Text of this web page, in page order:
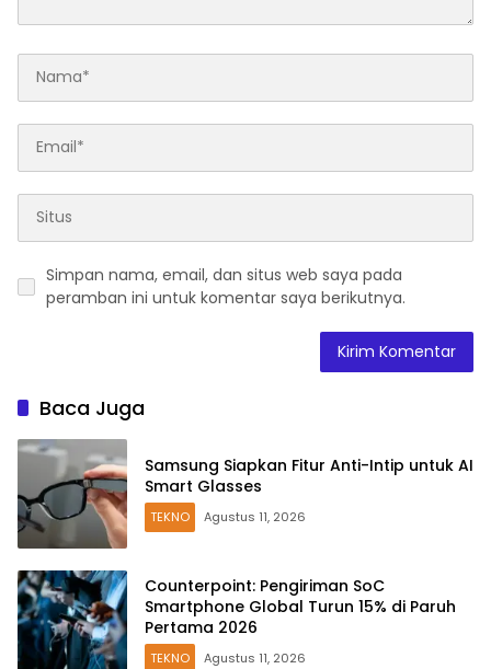
Simpan nama, email, dan situs web saya pada
peramban ini untuk komentar saya berikutnya.
Baca Juga
Samsung Siapkan Fitur Anti-Intip untuk AI
Smart Glasses
TEKNO Agustus 11, 2026
Counterpoint: Pengiriman SoC
Smartphone Global Turun 15% di Paruh
Pertama 2026
TEKNO Agustus 11, 2026